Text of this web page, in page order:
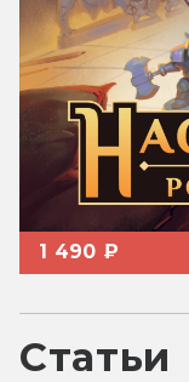
1 490 ₽
Статьи